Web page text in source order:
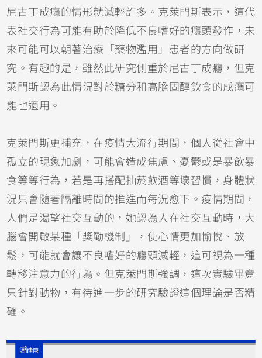
尼古丁成癮的情形就減輕許多。克萊門斯表示，這代
表社交行為可能有助於降低不良嗜好的癮頭發作，未
來可能可以朝著治療「藥物濫用」患者的方向做研
究。有趣的是，雖然此研究側重於尼古丁成癮，但克
萊門斯認為此情況對於糖分和高膽固醇飲食的成癮可
能也適用。
克萊門斯更補充，在疫情大流行期間，個人從社會中
孤立的現象加劇，可能會造成焦慮、憂鬱或是暴飲暴
食等等行為，若是再搭配抽菸飲酒等壞習慣，身體狀
況只會隨著隔離時間的推進而每況愈下。疫情期間，
人們是渴望社交互動的，她認為人在社交互動時，大
腦會開啟某種「獎勵機制」，使心情更加愉悅、放
鬆，可能就會讓不良嗜好的癮頭減輕，這可視為一種
轉移注意力的行為。但克萊門斯強調，這次實驗畢竟
只針對動物，有待進一步的研究驗證這個理論是否精
確。